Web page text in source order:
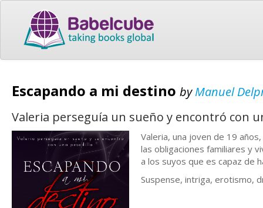
Escapando a mi destino byManuel
Valeria perseguía un sueño y encontró con
Valeria, una joven de 19
las obligaciones familiares y
a los suyos que es capaz de
Suspense, intriga, erotismo,